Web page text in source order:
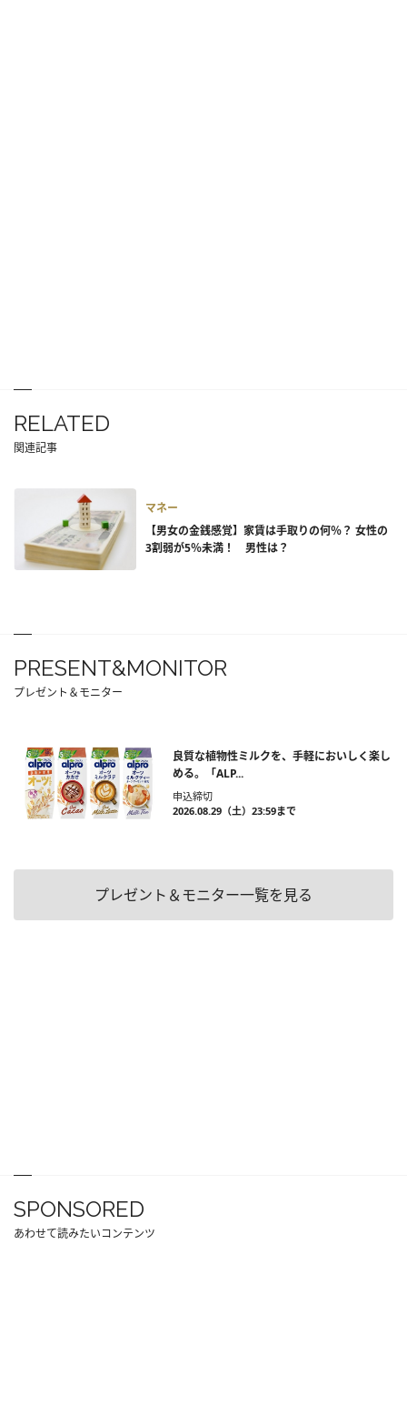
RELATED
関連記事
マネー
【男女の金銭感覚】家賃は手取りの何％？ 女性の
3割弱が5％未満！ 男性は？
PRESENT&MONITOR
プレゼント＆モニター
良質な植物性ミルクを、手軽においしく楽し
める。「ALP...
申込締切
2026.08.29（土）23:59まで
プレゼント＆モニター一覧を見る
SPONSORED
あわせて読みたいコンテンツ